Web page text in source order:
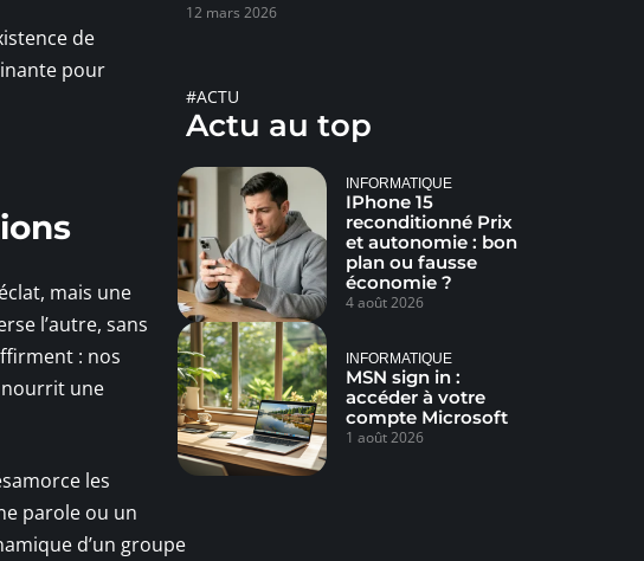
de
pour
mais une
l’autre, sans
: nos
nourrit une
les
parole ou un
d’un groupe
12 mars 2026
#ACTU
Actu au top
INFORMATIQUE
IPhone 15
reconditionné Prix
et autonomie : bon
plan ou fausse
économie ?
4 août 2026
INFORMATIQUE
MSN sign in :
accéder à votre
compte Microsoft
1 août 2026